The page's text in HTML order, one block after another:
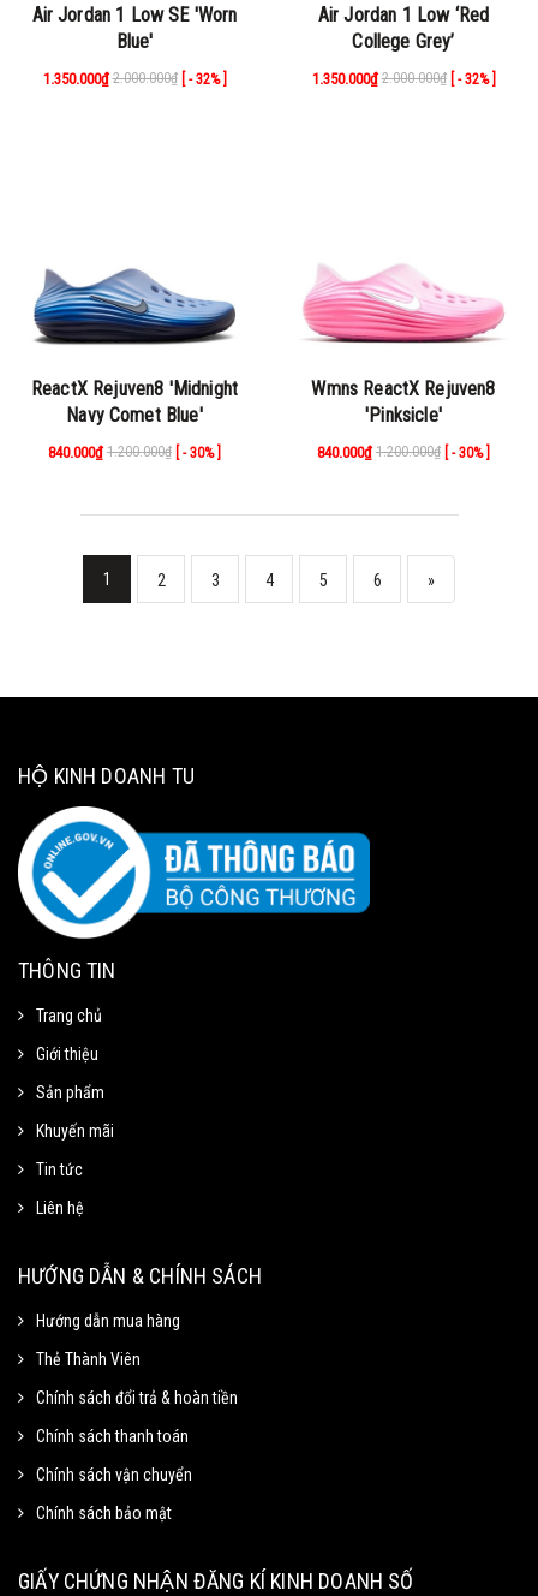
Air Jordan 1 Low SE 'Worn
Blue'
1.350.000₫ 2.000.000₫ [ - 32% ]
Air Jordan 1 Low ‘Red
College Grey’
1.350.000₫ 2.000.000₫ [ - 32% ]
ReactX Rejuven8 'Midnight
Navy Comet Blue'
840.000₫ 1.200.000₫ [ - 30% ]
Wmns ReactX Rejuven8
'Pinksicle'
840.000₫ 1.200.000₫ [ - 30% ]
1 2 3 4 5 6 »
HỘ KINH DOANH TU
THÔNG TIN
Trang chủ
Giới thiệu
Sản phẩm
Khuyến mãi
Tin tức
Liên hệ
HƯỚNG DẪN & CHÍNH SÁCH
Hướng dẫn mua hàng
Thẻ Thành Viên
Chính sách đổi trả & hoàn tiền
Chính sách thanh toán
Chính sách vận chuyển
Chính sách bảo mật
GIẤY CHỨNG NHẬN ĐĂNG KÍ KINH DOANH SỐ